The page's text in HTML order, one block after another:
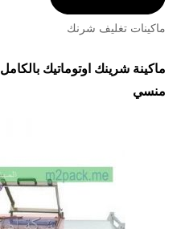
ماكينات تغليف شرنك
ماكينة شرينك اوتوماتيك بالكامل
منسي